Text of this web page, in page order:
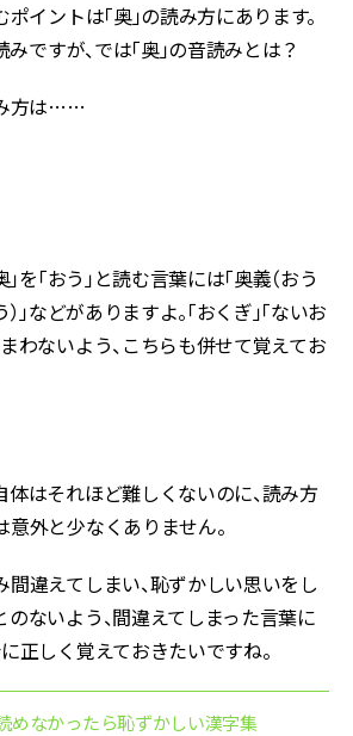
ポイントは「奥」の読み方にあります。
みですが、では「奥」の音読みとは？
み方は……
」を「おう」と読む言葉には「奥義（おう
）」などがありますよ。「おくぎ」「ないお
わないよう、こちらも併せて覚えてお
はそれほど難しくないのに、読み方
外と少なくありません。
違えてしまい、恥ずかしい思いをし
ないよう、間違えてしまった言葉に
正しく覚えておきたいですね。
めなかったら恥ずかしい漢字集